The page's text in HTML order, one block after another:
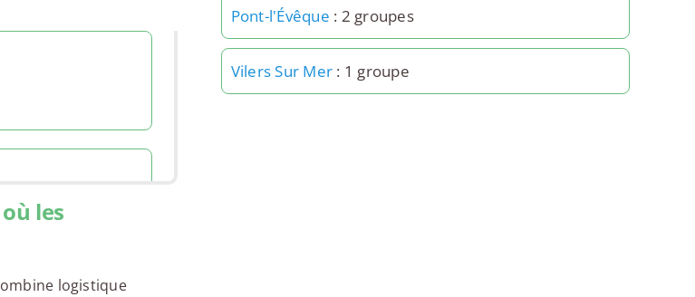
les
logistique
Pont-l'Évêque : 2 groupes
Vilers Sur Mer : 1 groupe